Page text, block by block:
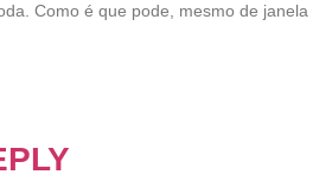
Como é que pode, mesmo de janela